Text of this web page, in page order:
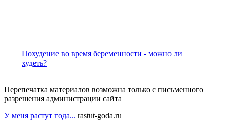
Похудение во время беременности - можно ли
худеть?
Перепечатка материалов возможна только с письменного
разрешения администрации сайта
У меня растут года... rastut-goda.ru